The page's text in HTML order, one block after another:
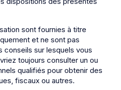
sont fournies à titre
et ne sont pas
conseils sur lesquels vous
toujours consulter un ou
qualifiés pour obtenir des
fiscaux ou autres.